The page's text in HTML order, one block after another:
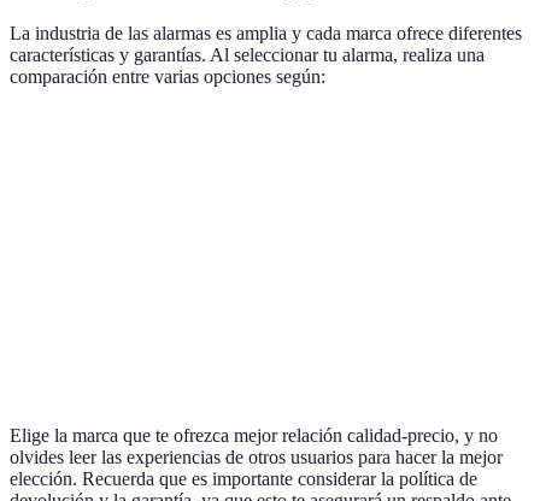
La industria de las alarmas es amplia y cada marca ofrece diferentes
características y garantías. Al seleccionar tu alarma, realiza una
comparación entre varias opciones según:
Elige la marca que te ofrezca mejor relación calidad-precio, y no
olvides leer las experiencias de otros usuarios para hacer la mejor
elección. Recuerda que es importante considerar la política de